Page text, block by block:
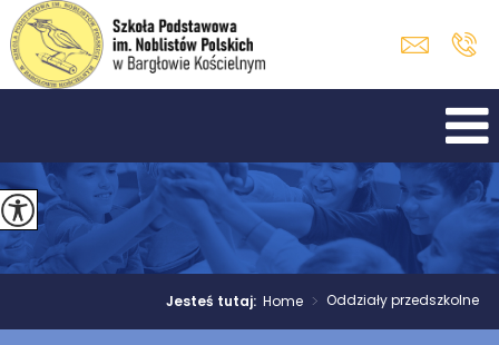
Jesteś tutaj:Home > Oddziały przedszkolne